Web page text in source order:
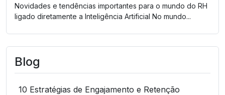
Novidades e tendências importantes para o mundo do RH
ligado diretamente a Inteligência Artificial No mundo...
Blog
10 Estratégias de Engajamento e Retenção